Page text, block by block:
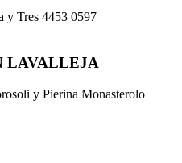
y Tres 4453 0597
LAVALLEJA
y Pierina Monasterolo